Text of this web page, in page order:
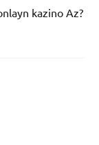
kazino Az?